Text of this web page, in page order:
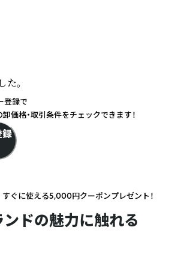
。
ンドの魅力に触れる
登録で
価格・取引条件をチェックできます！
すぐに使える5,000円クーポンプレゼント！